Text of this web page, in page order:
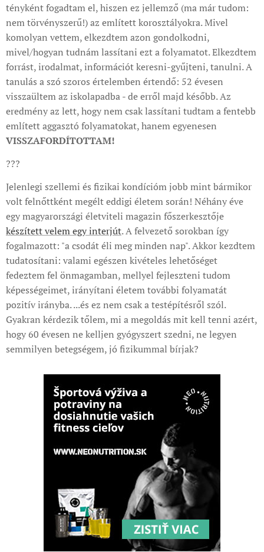
tényként fogadtam el, hiszen ez jellemző (ma már tudom:
nem törvényszerű!) az említett korosztályokra. Mivel
komolyan vettem, elkezdtem azon gondolkodni,
mivel/hogyan tudnám lassítani ezt a folyamatot. Elkezdtem
forrást, irodalmat, információt keresni-gyűjteni, tanulni. A
tanulás a szó szoros értelemben értendő: 52 évesen
visszaültem az iskolapadba - de erről majd később. Az
eredmény az lett, hogy nem csak lassítani tudtam a fentebb
említett aggasztó folyamatokat, hanem egyenesen
VISSZAFORDÍTOTTAM!
???
Jelenlegi szellemi és fizikai kondícióm jobb mint bármikor
volt felnőttként megélt eddigi életem során! Néhány éve
egy magyarországi életviteli magazin főszerkesztője
készített velem egy interjút. A felvezető sorokban így
fogalmazott: "a csodát éli meg minden nap". Akkor kezdtem
tudatosítani: valami egészen kivételes lehetőséget
fedeztem fel önmagamban, mellyel fejleszteni tudom
képességeimet, irányítani életem további folyamatát
pozitív irányba. ...és ez nem csak a testépítésről szól.
Gyakran kérdezik tőlem, mi a megoldás mit kell tenni azért,
hogy 60 évesen ne kelljen gyógyszert szedni, ne legyen
semmilyen betegségem, jó fizikummal bírjak?